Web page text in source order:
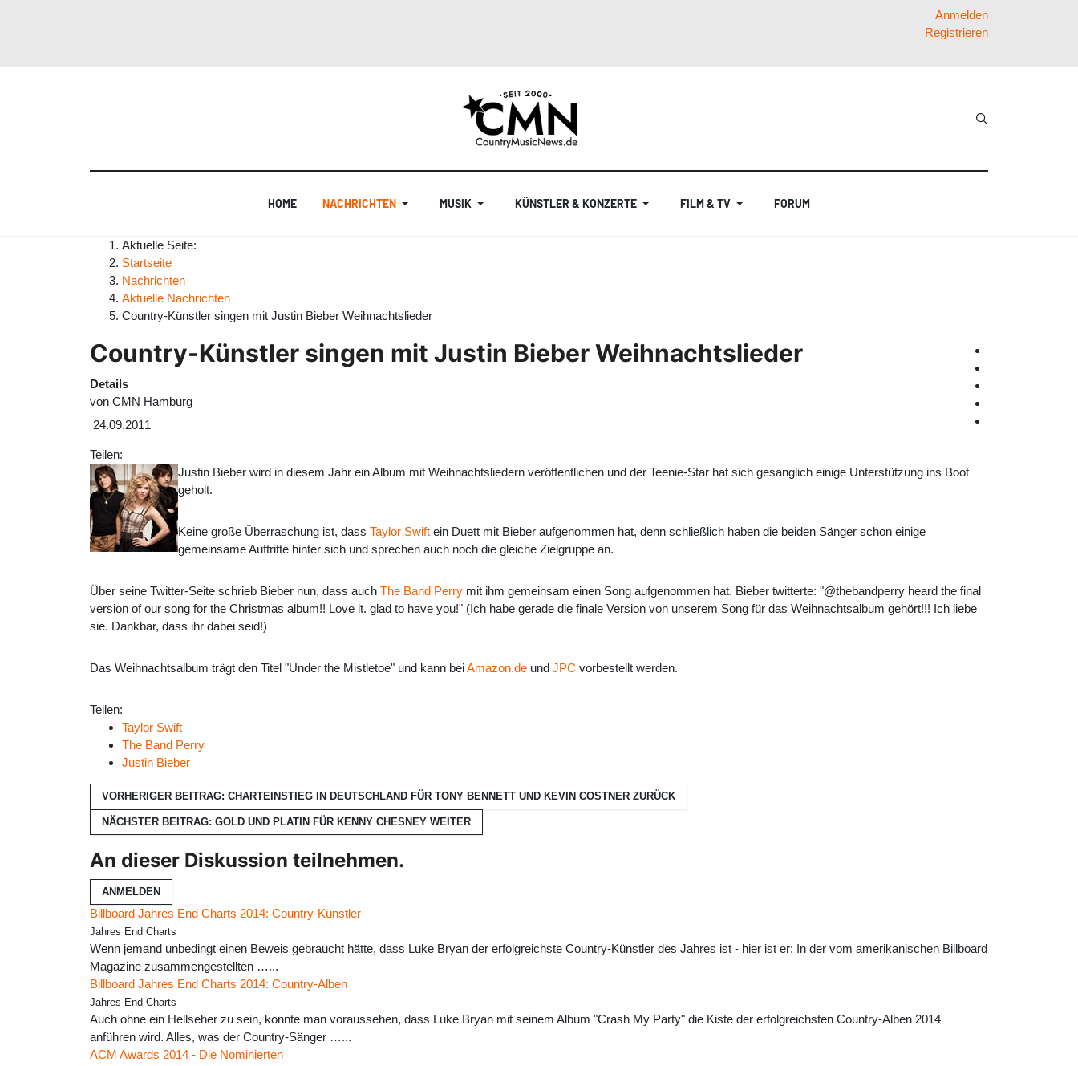
Anmelden
Registrieren
HOME NACHRICHTEN MUSIK KÜNSTLER & KONZERTE FILM & TV FORUM
Aktuelle Seite:
Startseite
Nachrichten
Aktuelle Nachrichten
Country-Künstler singen mit Justin Bieber Weihnachtslieder
Country-Künstler singen mit Justin Bieber Weihnachtslieder
Details
von CMN Hamburg
24.09.2011
Teilen:
Justin Bieber wird in diesem Jahr ein Album mit Weihnachtsliedern veröffentlichen und der Teenie-Star hat sich gesanglich einige Unterstützung ins Boot
geholt.
Keine große Überraschung ist, dass Taylor Swift ein Duett mit Bieber aufgenommen hat, denn schließlich haben die beiden Sänger schon einige
gemeinsame Auftritte hinter sich und sprechen auch noch die gleiche Zielgruppe an.
Über seine Twitter-Seite schrieb Bieber nun, dass auch The Band Perry mit ihm gemeinsam einen Song aufgenommen hat. Bieber twitterte: "@thebandperry heard the final
version of our song for the Christmas album!! Love it. glad to have you!" (Ich habe gerade die finale Version von unserem Song für das Weihnachtsalbum gehört!!! Ich liebe
sie. Dankbar, dass ihr dabei seid!)
Das Weihnachtsalbum trägt den Titel "Under the Mistletoe" und kann beiAmazon.de und JPC vorbestellt werden.
Teilen:
Taylor Swift
The Band Perry
Justin Bieber
VORHERIGER BEITRAG: CHARTEINSTIEG IN DEUTSCHLAND FÜR TONY BENNETT UND KEVIN COSTNER ZURÜCK
NÄCHSTER BEITRAG: GOLD UND PLATIN FÜR KENNY CHESNEY WEITER
An dieser Diskussion teilnehmen.
ANMELDEN
Billboard Jahres End Charts 2014: Country-Künstler
Jahres End Charts
Wenn jemand unbedingt einen Beweis gebraucht hätte, dass Luke Bryan der erfolgreichste Country-Künstler des Jahres ist - hier ist er: In der vom amerikanischen Billboard
Magazine zusammengestellten …...
Billboard Jahres End Charts 2014: Country-Alben
Jahres End Charts
Auch ohne ein Hellseher zu sein, konnte man voraussehen, dass Luke Bryan mit seinem Album "Crash My Party" die Kiste der erfolgreichsten Country-Alben 2014
anführen wird. Alles, was der Country-Sänger …...
ACM Awards 2014 - Die Nominierten